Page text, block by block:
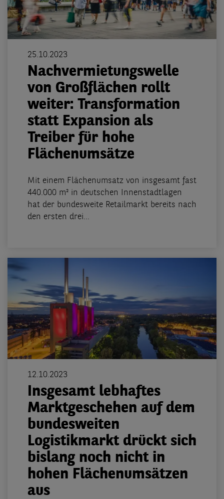
25.10.2023
Nachvermietungswelle
von Großflächen rollt
weiter: Transformation
statt Expansion als
Treiber für hohe
Flächenumsätze
Mit einem Flächenumsatz von insgesamt fast
440.000 m² in deutschen Innenstadtlagen
hat der bundesweite Retailmarkt bereits nach
den ersten drei...
12.10.2023
Insgesamt lebhaftes
Marktgeschehen auf dem
bundesweiten
Logistikmarkt drückt sich
bislang noch nicht in
hohen Flächenumsätzen
aus